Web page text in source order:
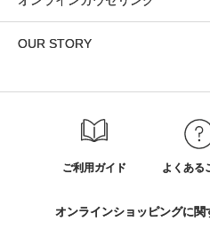
OUR STORY
ご利用ガイド よくある
オンラインショッピングに